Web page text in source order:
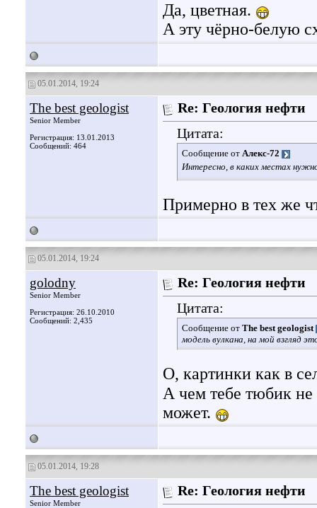
Да, цветная.
А эту чёрно-белую
05.01.2014, 19:24
The best geologist
Senior Member
Регистрация: 13.01.2013
Сообщений: 464
Re: Геология нефти
Цитата:
Сообщение от Алекс-72
Интересно, в каких местах
Примерно в тех же
05.01.2014, 19:24
golodny
Senior Member
Регистрация: 26.10.2010
Сообщений: 2,435
Re: Геология нефти
Цитата:
Сообщение от The best geologist
модель вулкана, на мой взгляд
О, картинки как в
А чем тебе тюбик не
может.
05.01.2014, 19:28
The best geologist
Senior Member
Re: Геология нефти